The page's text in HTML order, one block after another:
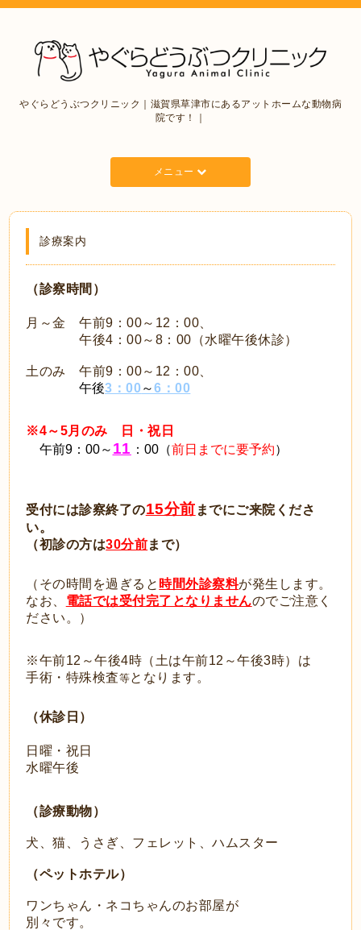
やぐらどうぶつクリニック｜滋賀県草津市にあるアットホームな動物病
院です！｜
メニュー
診療案内
（診察時間）
月～金 午前9：00～12：00、
午後4：00～8：00（水曜午後休診）
土のみ 午前9：00～12：00、
午後3：00 ～6：00
※4～5月のみ 日・祝日
午前9：00～ 11 ：00（前日までに要予約）
受付には診察終了の15分前 までにご来院くださ
い。
（初診の方は30分前まで）
（その時間を過ぎると 時間外診察料が発生します。
なお、 電話では受付完了となりませんのでご注意く
ださい。）
※午前12～午後4時（土は午前12～午後3時）は
手術・特殊検査等となります。
（休診日）
日曜・祝日
水曜午後
（診療動物）
犬、猫、うさぎ、フェレット、ハムスター
（ペットホテル）
ワンちゃん・ネコちゃんのお部屋が
別々です。